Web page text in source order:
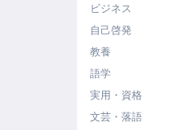
ビジネス
自己啓発
教養
語学
実用・資格
文芸・落語